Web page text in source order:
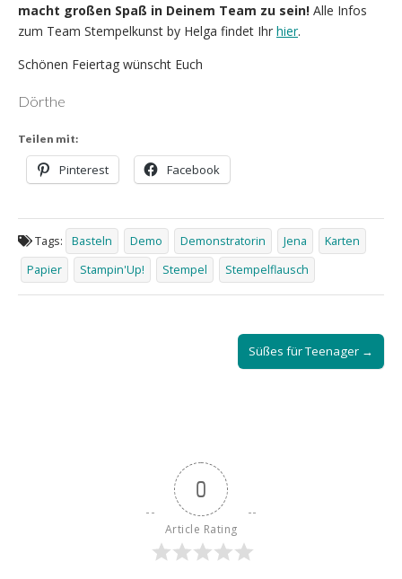
macht großen Spaß in Deinem Team zu sein! Alle Infos
zum Team Stempelkunst by Helga findet Ihr hier.
Schönen Feiertag wünscht Euch
Dörthe
Teilen mit:
Pinterest Facebook
Tags: Basteln Demo Demonstratorin Jena
Karten
Papier
Stampin'Up! Stempel Stempelflausch
Süßes für Teenager →
0
Article Rating